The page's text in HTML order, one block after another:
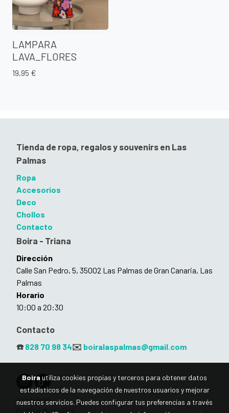
LAMPARA
LAVA_FLORES
19,95 €
Tienda de ropa, regalos y souvenirs en Las
Palmas
Ropa
Accesorios
Deco
Chollos
Contacto
Boira - Triana
Dirección
Calle San Pedro, 5, 35002 Las Palmas de Gran Canaria, Las
Palmas
Horario
10:00 a 20:30
Contacto
☎️ 828 70 98 34✉️ boiralaspalmas@gmail.com
Aviso legal
Política de cookies
Boira utiliza cookies propias y terceros para obtener datos
estadísticos de la navegación de nuestros usuarios y mejorar
nuestros servicios. Puedes configurar tus preferencias a través